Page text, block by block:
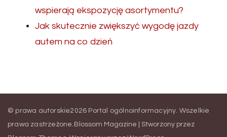
wspierają ekspozycję asortymentu?
Jak skutecznie zwiększyć wygodę jazdy
autem na co dzień
© prawa autorskie2026 Portal ogólnoinformacyjny. Wszelkie
prawa zastrzeżone. Blossom Magazine | Stworzony przez